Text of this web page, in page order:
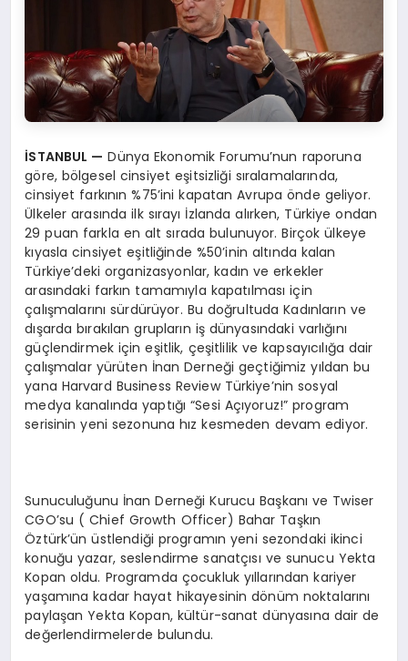
İSTANBUL — Dünya Ekonomik Forumu’nun raporuna
göre, bölgesel cinsiyet eşitsizliği sıralamalarında,
cinsiyet farkının %75’ini kapatan Avrupa önde geliyor.
Ülkeler arasında ilk sırayı İzlanda alırken, Türkiye ondan
29 puan farkla en alt sırada bulunuyor. Birçok ülkeye
kıyasla cinsiyet eşitliğinde %50’inin altında kalan
Türkiye’deki organizasyonlar, kadın ve erkekler
arasındaki farkın tamamıyla kapatılması için
çalışmalarını sürdürüyor. Bu doğrultuda Kadınların ve
dışarda bırakılan grupların iş dünyasındaki varlığını
güçlendirmek için eşitlik, çeşitlilik ve kapsayıcılığa dair
çalışmalar yürüten İnan Derneği geçtiğimiz yıldan bu
yana Harvard Business Review Türkiye’nin sosyal
medya kanalında yaptığı “Sesi Açıyoruz!” program
serisinin yeni sezonuna hız kesmeden devam ediyor.
Sunuculuğunu İnan Derneği Kurucu Başkanı ve Twiser
CGO’su ( Chief Growth Officer) Bahar Taşkın
Öztürk’ün üstlendiği programın yeni sezondaki ikinci
konuğu yazar, seslendirme sanatçısı ve sunucu Yekta
Kopan oldu. Programda çocukluk yıllarından kariyer
yaşamına kadar hayat hikayesinin dönüm noktalarını
paylaşan Yekta Kopan, kültür-sanat dünyasına dair de
değerlendirmelerde bulundu.